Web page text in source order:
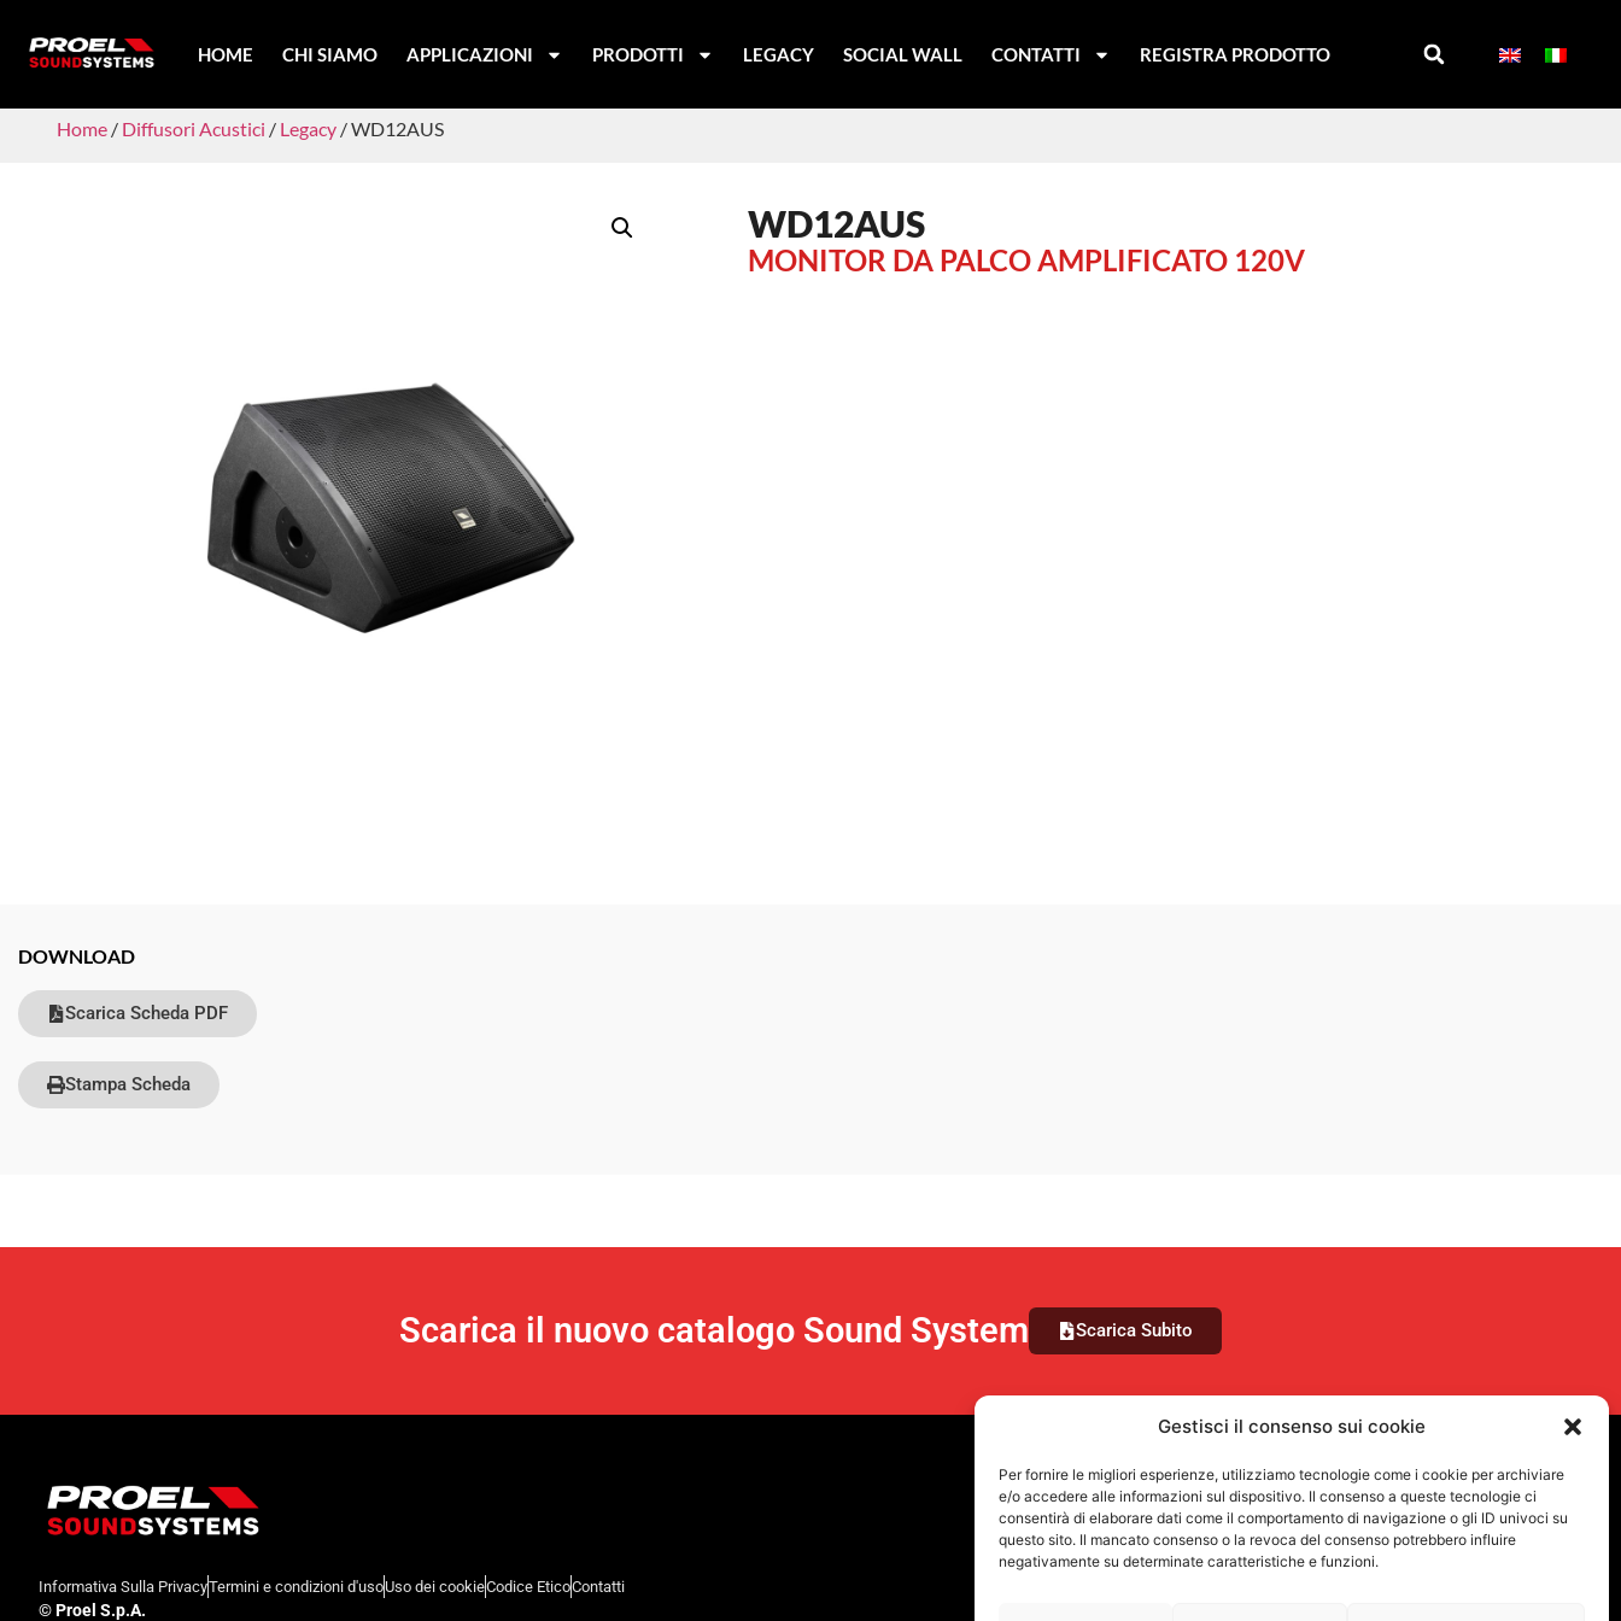
Gestisci il consenso sui cookie
Per fornire le migliori esperienze, utilizziamo tecnologie come i cookie per archiviare
e/o accedere alle informazioni sul dispositivo. Il consenso a queste tecnologie ci
consentirà di elaborare dati come il comportamento di navigazione o gli ID univoci su
questo sito. Il mancato consenso o la revoca del consenso potrebbero influire
negativamente su determinate caratteristiche e funzioni.
HOME CHI SIAMO APPLICAZIONI PRODOTTI LEGACY SOCIAL WALL CONTATTI REGISTRA PRODOTTO
Home / Diffusori Acustici / Legacy / WD12AUS
WD12AUS
MONITOR DA PALCO AMPLIFICATO 120V
DOWNLOAD
Scarica Scheda PDF
Stampa Scheda
Scarica il nuovo catalogo Sound System Scarica Subito
Informativa Sulla PrivacyTermini e condizioni d'usoUso dei cookieCodice EticoContatti
©Proel S.p.A.
VUOI RIMANERE AGGIORNATO?
Iscriviti alla newsletter
SEGUICI SUI NOSTRI SOCIAL